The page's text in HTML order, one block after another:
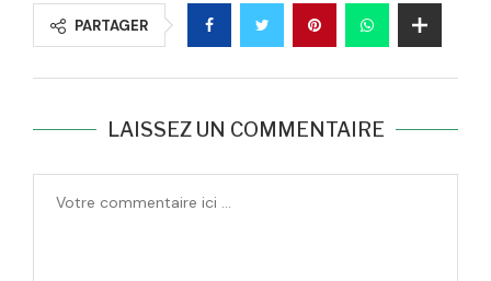
PARTAGER
LAISSEZ UN COMMENTAIRE